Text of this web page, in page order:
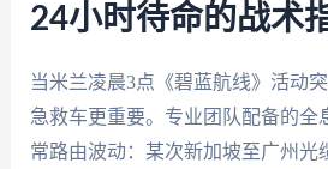
24小时待命的战术
当米兰凌晨3点《碧蓝航线》活动
急救车更重要。专业团队配备的全
常路由波动：某次新加坡至广州光